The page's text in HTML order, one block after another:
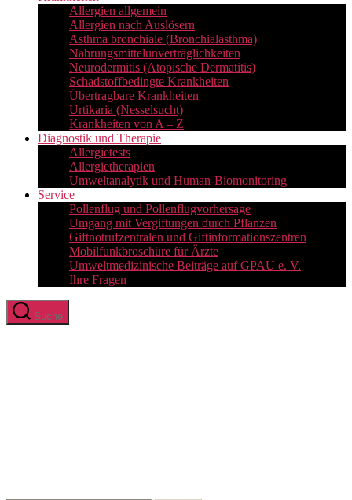
Allergien allgemein
Allergien nach Auslösern
Asthma bronchiale (Bronchialasthma)
Nahrungsmittelunverträglichkeiten
Neurodermitis (Atopische Dermatitis)
Schadstoffbedingte Krankheiten
Übertragbare Krankheiten
Urtikaria (Nesselsucht)
Krankheiten von A – Z
Diagnostik und Therapie
Allergietests
Allergietherapien
Umweltanalytik und Human-Biomonitoring
Service
Pollenflug und Pollenflugvorhersage
Umgang mit Vergiftungen durch Pflanzen
Giftnotrufzentralen und Giftinformationszentren
Mobilfunkbroschüre für Ärzte
Umweltmedizinische Beiträge auf GPAU e. V.
Ihre Fragen
Suche